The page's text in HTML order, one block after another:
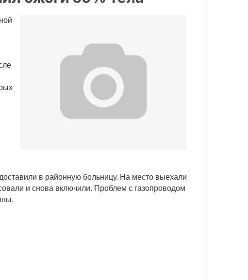
в районную больницу. На место выехали
и снова включили. Проблем с газопроводом